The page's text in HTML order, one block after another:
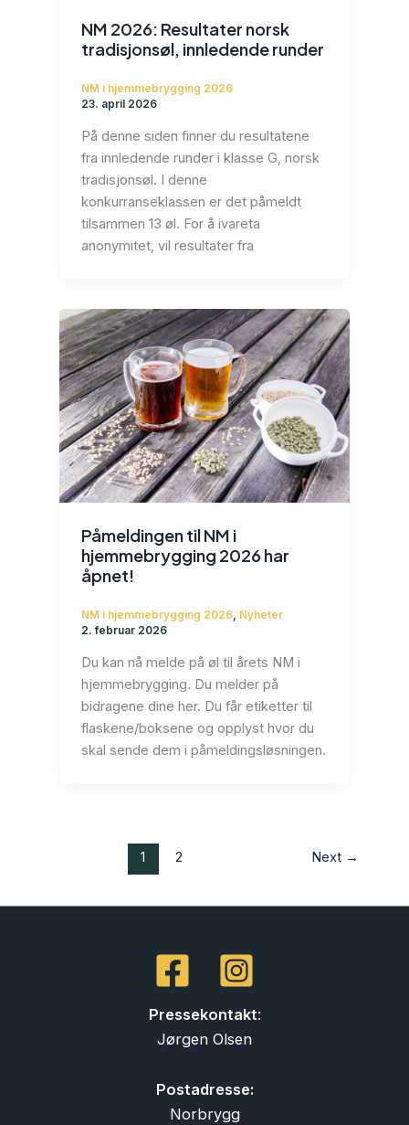
NM 2026: Resultater norsk
tradisjonsøl, innledende runder
NM i hjemmebrygging 2026
23. april 2026
På denne siden finner du resultatene
fra innledende runder i klasse G, norsk
tradisjonsøl. I denne
konkurranseklassen er det påmeldt
tilsammen 13 øl. For å ivareta
anonymitet, vil resultater fra
Påmeldingen til NM i
hjemmebrygging 2026 har
åpnet!
NM i hjemmebrygging 2026 Nyheter
2. februar 2026
Du kan nå melde på øl til årets NM i
hjemmebrygging. Du melder på
bidragene dine her. Du får etiketter til
flaskene/boksene og opplyst hvor du
skal sende dem i påmeldingsløsningen.
1 2 Next →
Pressekontakt:
Jørgen Olsen
Postadresse:
Norbrygg